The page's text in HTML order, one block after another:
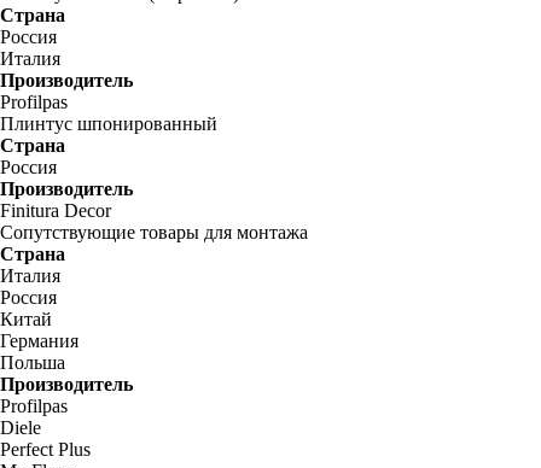
Страна
Россия
Италия
Производитель
Profilpas
Плинтус шпонированный
Страна
Россия
Производитель
Finitura Decor
Сопутствующие товары для монтажа
Страна
Италия
Россия
Китай
Германия
Польша
Производитель
Profilpas
Diele
Perfect Plus